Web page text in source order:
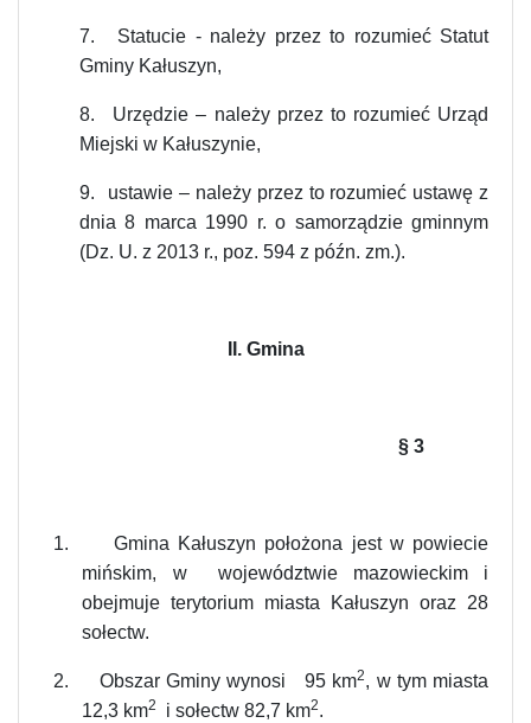
7.
Statucie - należy przez to rozumieć Statut
Gminy Kałuszyn,
8.
Urzędzie – należy przez to rozumieć Urząd
Miejski w Kałuszynie,
9.
ustawie – należy przez to rozumieć ustawę z
dnia 8 marca 1990 r. o samorządzie gminnym
(Dz. U. z 2013 r., poz. 594 z późn. zm.).
II. Gmina
§ 3
1.
Gmina Kałuszyn położona jest w powiecie
mińskim, w województwie mazowieckim i
obejmuje terytorium miasta Kałuszyn oraz 28
sołectw.
2. Obszar Gminy wynosi 95 km2, w tym miasta
12,3 km2 i sołectw 82,7 km2.